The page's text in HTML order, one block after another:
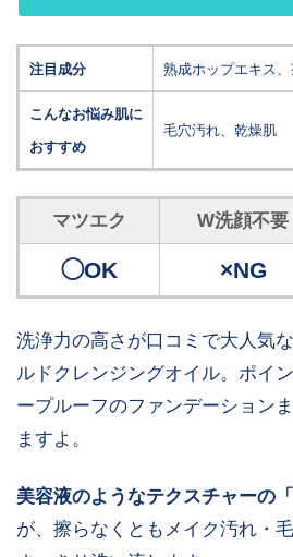
注目成分 熟成ホップエキス
こんなお悩み肌に
おすすめ
毛穴汚れ、乾燥肌
マツエク W洗顔不要
◯OK ×NG
洗浄力の高さが口コミで大人気
ルドクレンジングオイル。ポイ
ープルーフのファンデーション
ますよ。
美容液のようなテクスチャーの
が、擦らなくともメイク汚れ・